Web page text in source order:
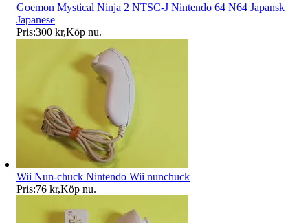
Goemon Mystical Ninja 2 NTSC-J Nintendo 64 N64 Japansk
Japanese
Pris:300 kr,Köp nu.
Wii Nun-chuck Nintendo Wii nunchuck
Pris:76 kr,Köp nu.